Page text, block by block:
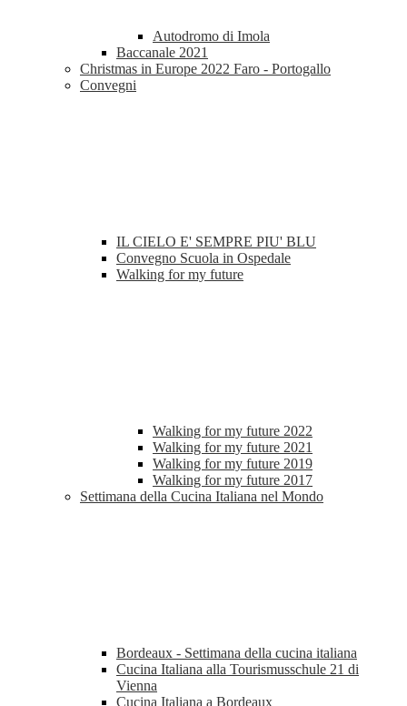
Autodromo di Imola
Baccanale 2021
Christmas in Europe 2022 Faro - Portogallo
Convegni
IL CIELO E' SEMPRE PIU' BLU
Convegno Scuola in Ospedale
Walking for my future
Walking for my future 2022
Walking for my future 2021
Walking for my future 2019
Walking for my future 2017
Settimana della Cucina Italiana nel Mondo
Bordeaux - Settimana della cucina italiana
Cucina Italiana alla Tourismusschule 21 di
Vienna
Cucina Italiana a Bordeaux